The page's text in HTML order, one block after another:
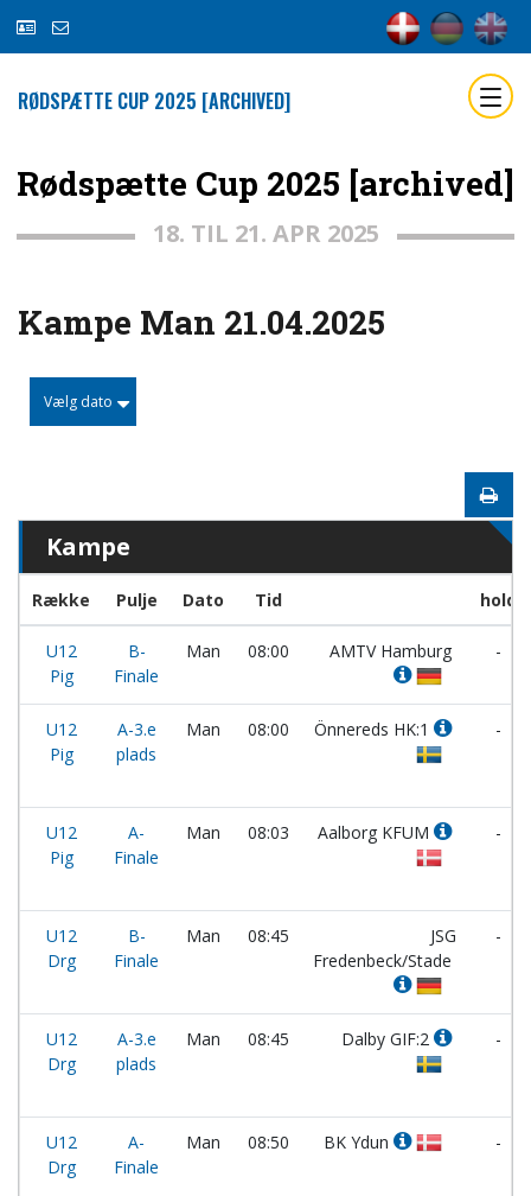
RØDSPÆTTE CUP 2025 [ARCHIVED]
Rødspætte Cup 2025 [archived]
18. TIL 21. APR 2025
Kampe Man 21.04.2025
Vælg dato
Kampe
Række Pulje Dato Tid hold
U12
Pig
B-
Finale
Man 08:00 AMTV Hamburg -
U12
Pig
A-3.e
plads
Man 08:00 Önnereds HK:1 -
U12
Pig
A-
Finale
Man 08:03 Aalborg KFUM -
U12
Drg
B-
Finale
Man 08:45
JSG
Fredenbeck/Stade
-
U12
Drg
A-3.e
plads
Man 08:45 Dalby GIF:2 -
U12
Drg
A-
Finale
Man 08:50 BK Ydun -